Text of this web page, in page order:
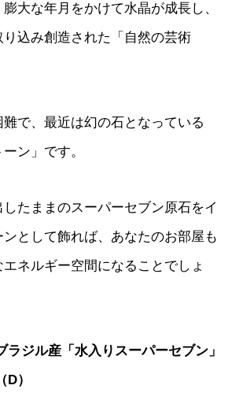
大な年月をかけて水晶が成長し、
込み創造された「自然の芸術
難で、最近は幻の石となっている
ン」です。
たままのスーパーセブン原石をイ
ンとして飾れば、あなたのお部屋も
ネルギー空間になることでしょ
ラジル産「水入りスーパーセブン」
）